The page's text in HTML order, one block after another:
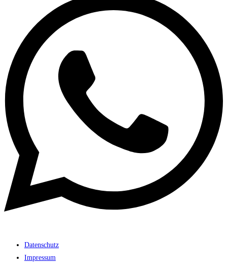
Datenschutz
Impressum